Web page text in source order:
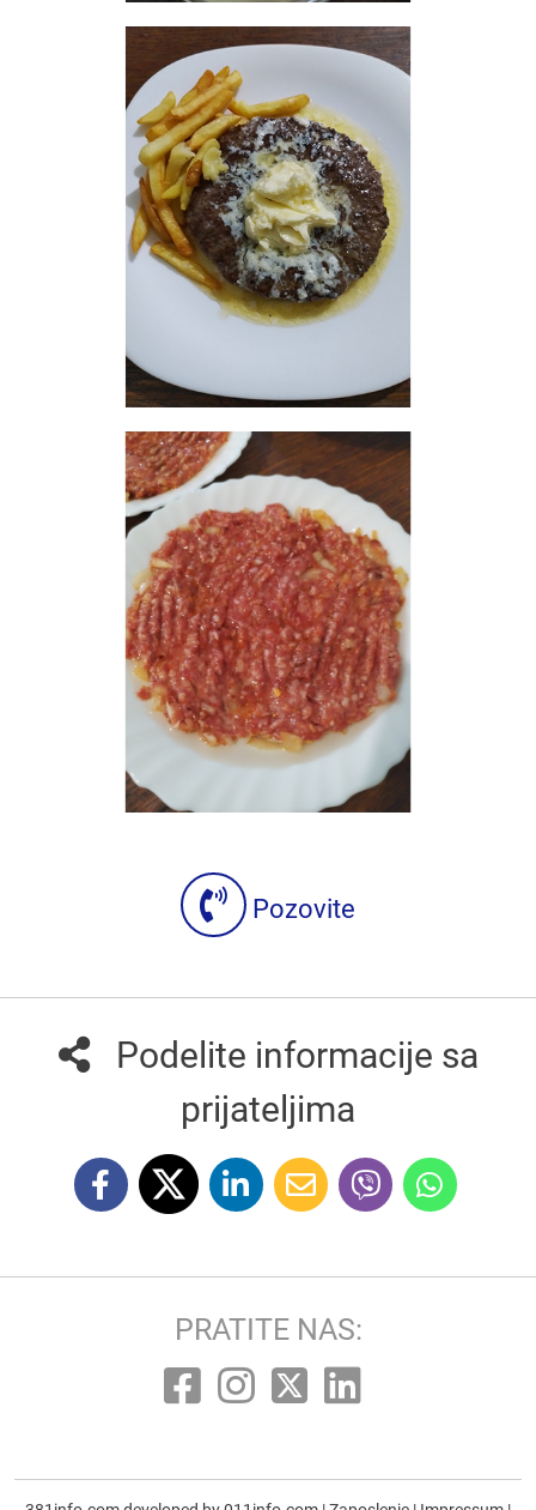
Pozovite
Podelite informacije sa
prijateljima
PRATITE NAS: